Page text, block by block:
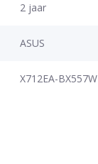
2 jaar
ASUS
X712EA-BX557W